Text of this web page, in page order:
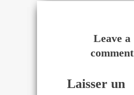
Leave a
comment
Laisser un